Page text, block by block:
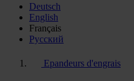
Deutsch
English
Français
Pусский
Epandeurs d'engrais